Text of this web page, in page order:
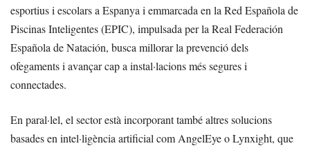
esportius i escolars a Espanya i emmarcada en la Red Española de
Piscinas Inteligentes (EPIC), impulsada per la Real Federación
Española de Natación, busca millorar la prevenció dels
ofegaments i avançar cap a instal·lacions més segures i
connectades.
En paral·lel, el sector està incorporant també altres solucions
basades en intel·ligència artificial com AngelEye o Lynxight, que